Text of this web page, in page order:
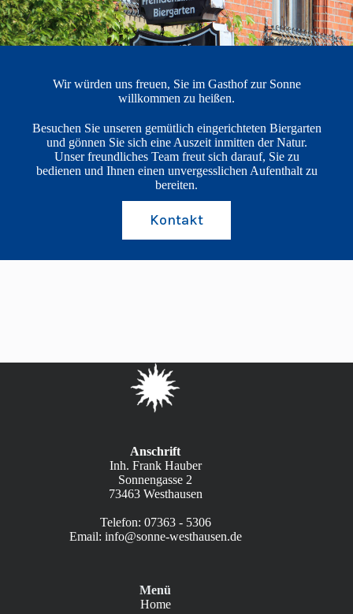
Wir würden uns freuen, Sie im Gasthof zur Sonne
willkommen zu heißen.
Besuchen Sie unseren gemütlich eingerichteten Biergarten
und gönnen Sie sich eine Auszeit inmitten der Natur.
Unser freundliches Team freut sich darauf, Sie zu
bedienen und Ihnen einen unvergesslichen Aufenthalt zu
bereiten.
Kontakt
Anschrift
Inh. Frank Hauber
Sonnengasse 2
73463 Westhausen
Telefon: 07363 - 5306
Email: info@sonne-westhausen.de
Menü
Home